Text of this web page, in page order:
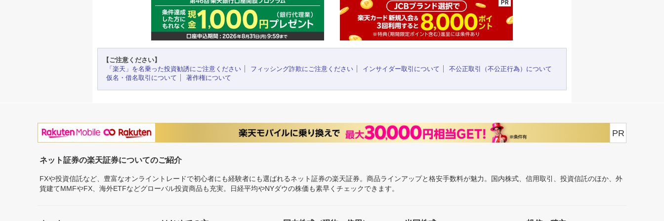
【ご注意ください】
「楽天」を名乗った投資勧誘にご注意ください
フィッシング詐欺にご注意ください インサイダー取引について
不公正取引（不公正行為）について
仮名・借名取引について
著作権について
PR
ネット証券の楽天証券についてのご紹介
FXや投資信託など、豊富なオンライントレードで初心者にも経験者にも選ばれるネット証券の楽天証券。商品ラインアップと格安手数料が魅力。国内株式、信用取引、投資信託のほか、外
貨建てMMFやFX、海外ETFなどグローバル投資商品も充実。日経平均やNYダウの株価も素早くチェックできます。